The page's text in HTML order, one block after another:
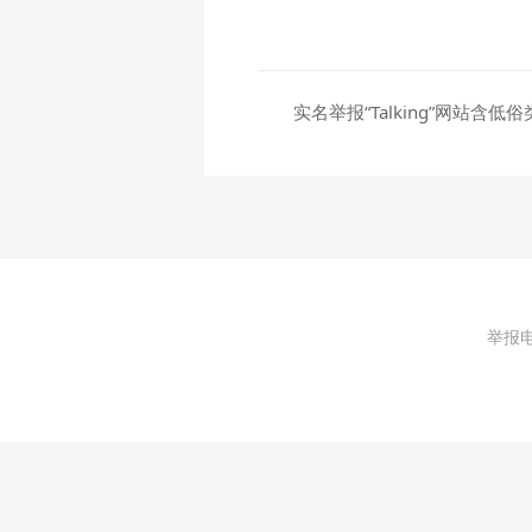
实名举报“Talking”网站含低俗
举报